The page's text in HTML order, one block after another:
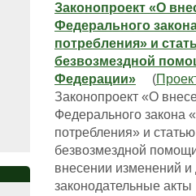
Законопроект «О
Федерального
потребления» и
безвозмездной
Федерации» (
Законопроект «О
Федерального закона
потребления» и
безвозмездной
внесении изменений
законодательные